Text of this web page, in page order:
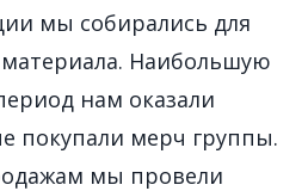
мы собирались для
Наибольшую
нам оказали
покупали мерч группы.
мы провели